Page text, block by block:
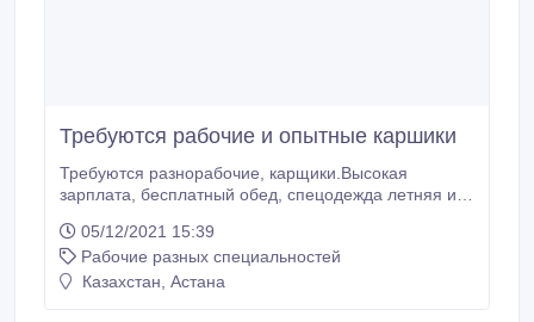
Требуются рабочие и опытные каршики
Требуются разнорабочие, карщики.Высокая
зарплата, бесплатный обед, спецодежда летняя и
05/12/2021 15:39
Рабочие разных специальностей
Казахстан, Астана